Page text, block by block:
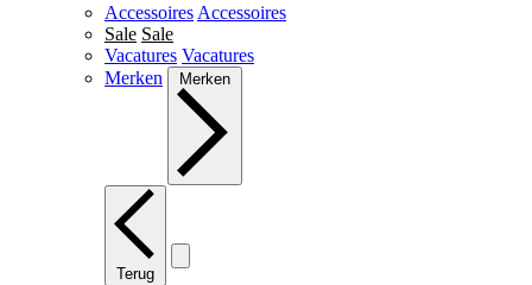
Accessoires Accessoires
Sale Sale
Vacatures Vacatures
Merken
Merken
Terug